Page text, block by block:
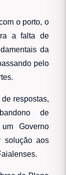
o porto, o
a falta de
da
pelo
respostas,
de
um Governo
solução aos